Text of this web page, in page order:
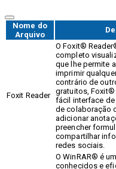
Nome do
Arquivo
Foxit Reader
O Foxit®
completo
que lhe permite
imprimir
contrário de
gratuitos,
fácil interface
de colaboração
adicionar
preencher
compartilhar
redes sociais.
O WinRAR® é
conhecidos e